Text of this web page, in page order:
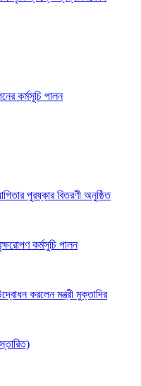
কর্মসূচি পালন
পুরষ্কার বিতরণী অনুষ্ঠিত
কর্মসুচি পালন
করলেন মন্ত্রী মুক্তাদির